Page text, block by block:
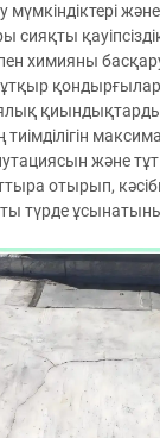
мүмкіндіктері
сияқты
химияны
тұтқыр
және
отырып,
түрде